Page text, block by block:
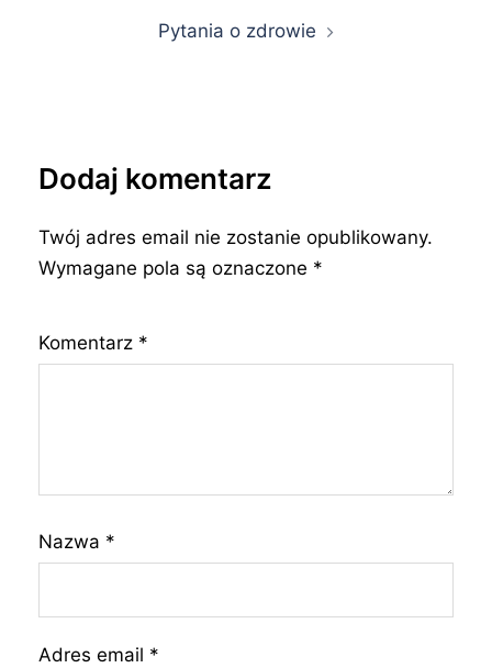
Pytania o zdrowie
Dodaj komentarz
Twój adres email nie zostanie opublikowany.
Wymagane pola są oznaczone *
Komentarz *
Nazwa *
Adres email *